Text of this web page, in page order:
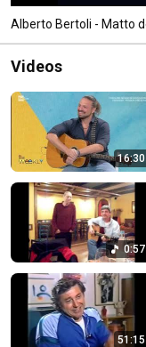
Alberto Bertoli - Matto
Videos
16:30
0:57
51:15